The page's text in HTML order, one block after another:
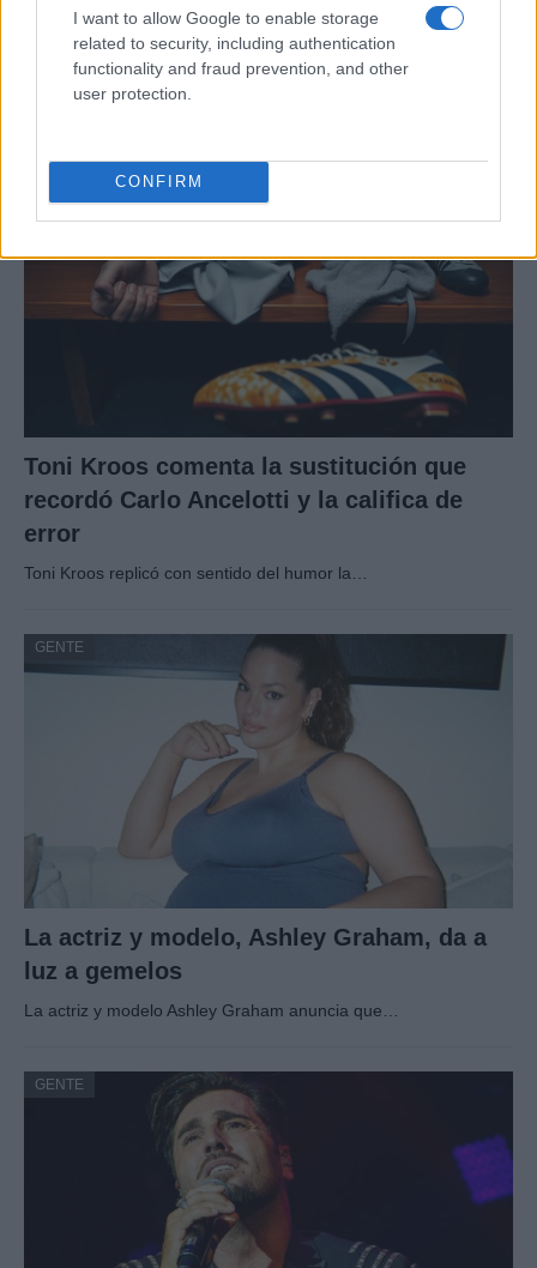
I want to allow Google to enable storage
related to security, including authentication
functionality and fraud prevention, and other
user protection.
CONFIRM
Victoria Federica se consagra como
personaje del año
Victoria Federica ha logrado convertirse en el personaje…
Toni Kroos comenta la sustitución que
recordó Carlo Ancelotti y la califica de
error
Toni Kroos replicó con sentido del humor la…
GENTE
La actriz y modelo, Ashley Graham, da a
luz a gemelos
La actriz y modelo Ashley Graham anuncia que…
GENTE